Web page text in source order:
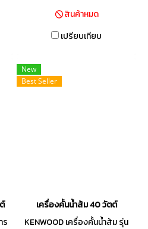
สินค้าหมด
เปรียบเทียบ
ร
New
Best Seller
เครื่องคั้นน้ำส้ม 40 วัตต์
KENWOOD เครื่องคั้นน้ำส้ม รุ่น